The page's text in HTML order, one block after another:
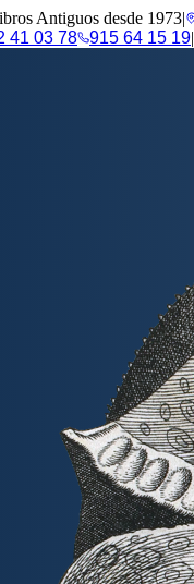
Antiguos desde 1973|
41 03 78 915 64 15 19|